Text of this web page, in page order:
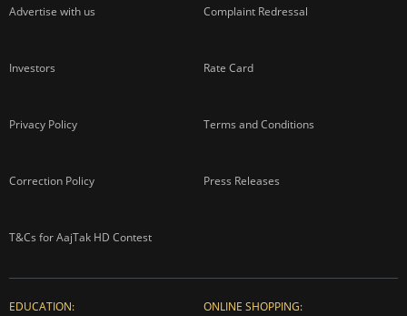
Advertise with us Complaint Redressal
Investors Rate Card
Privacy Policy Terms and Conditions
Correction Policy Press Releases
T&Cs for AajTak HD Contest
EDUCATION: ONLINE SHOPPING: